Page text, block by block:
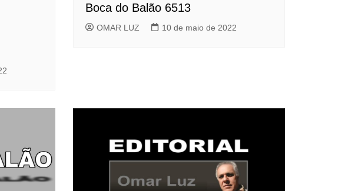
Boca do Balão 6513
OMAR LUZ 10 de maio de 2022